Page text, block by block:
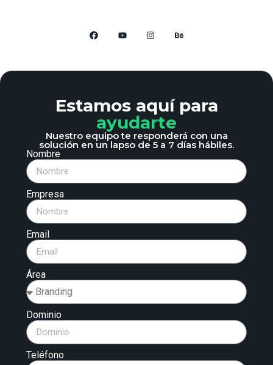
Estamos aquí para
ayudarte
Nuestro equipo te responderá con una
solución en un lapso de 5 a 7 días hábiles.
Nombre
Empresa
Email
Área
Dominio
Teléfono